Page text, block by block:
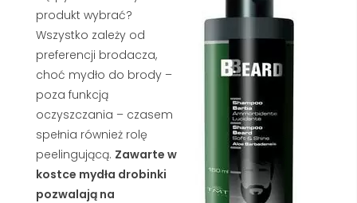
produkt wybrać?
Wszystko zależy od
preferencji brodacza,
choć mydło do brody –
poza funkcją
oczyszczania – czasem
spełnia również rolę
peelingującą. Zawarte w
kostce mydła drobinki
pozwalają na